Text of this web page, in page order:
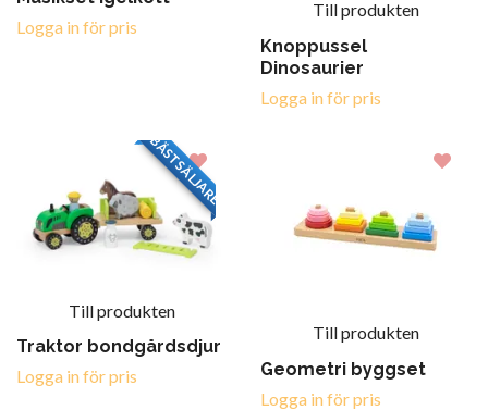
Logga in för pris
Till produkten
Knoppussel
Dinosaurier
Logga in för pris
BÄSTSÄLJARE
Till produkten
Traktor bondgårdsdjur
Logga in för pris
Till produkten
Geometri byggset
Logga in för pris